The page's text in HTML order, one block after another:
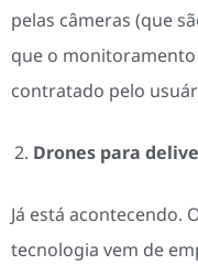
pelas câmeras (que
que o
contratado pelo
Drones para
Já está acontecendo.
tecnologia vem de